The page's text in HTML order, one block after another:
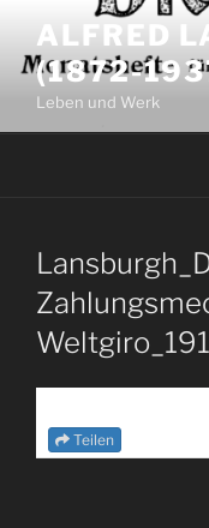
Inhalt
springen
ALFRED
(1872-
Leben und Werk
Teilen